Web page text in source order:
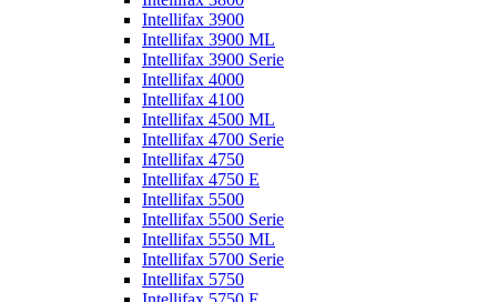
Intellifax 3900
Intellifax 3900 ML
Intellifax 3900 Serie
Intellifax 4000
Intellifax 4100
Intellifax 4500 ML
Intellifax 4700 Serie
Intellifax 4750
Intellifax 4750 E
Intellifax 5500
Intellifax 5500 Serie
Intellifax 5550 ML
Intellifax 5700 Serie
Intellifax 5750